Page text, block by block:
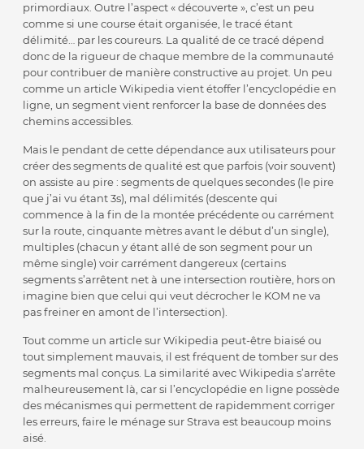
primordiaux. Outre l’aspect « découverte », c’est un peu
comme si une course était organisée, le tracé étant
délimité… par les coureurs. La qualité de ce tracé dépend
donc de la rigueur de chaque membre de la communauté
pour contribuer de manière constructive au projet. Un peu
comme un article Wikipedia vient étoffer l’encyclopédie en
ligne, un segment vient renforcer la base de données des
chemins accessibles.
Mais le pendant de cette dépendance aux utilisateurs pour
créer des segments de qualité est que parfois (voir souvent)
on assiste au pire : segments de quelques secondes (le pire
que j’ai vu étant 3s), mal délimités (descente qui
commence à la fin de la montée précédente ou carrément
sur la route, cinquante mètres avant le début d’un single),
multiples (chacun y étant allé de son segment pour un
même single) voir carrément dangereux (certains
segments s’arrêtent net à une intersection routière, hors on
imagine bien que celui qui veut décrocher le KOM ne va
pas freiner en amont de l’intersection).
Tout comme un article sur Wikipedia peut-être biaisé ou
tout simplement mauvais, il est fréquent de tomber sur des
segments mal conçus. La similarité avec Wikipedia s’arrête
malheureusement là, car si l’encyclopédie en ligne possède
des mécanismes qui permettent de rapidemment corriger
les erreurs, faire le ménage sur Strava est beaucoup moins
aisé.